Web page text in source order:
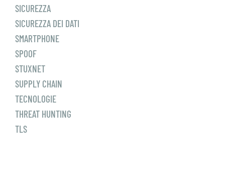
SICUREZZA
SICUREZZA DEI DATI
SMARTPHONE
SPOOF
STUXNET
SUPPLY CHAIN
TECNOLOGIE
THREAT HUNTING
TLS